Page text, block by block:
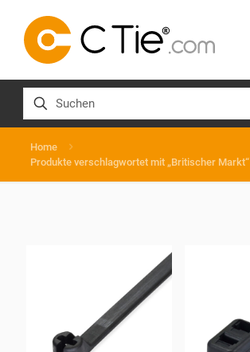
Home
Produkte verschlagwortet mit „Britischer Markt“